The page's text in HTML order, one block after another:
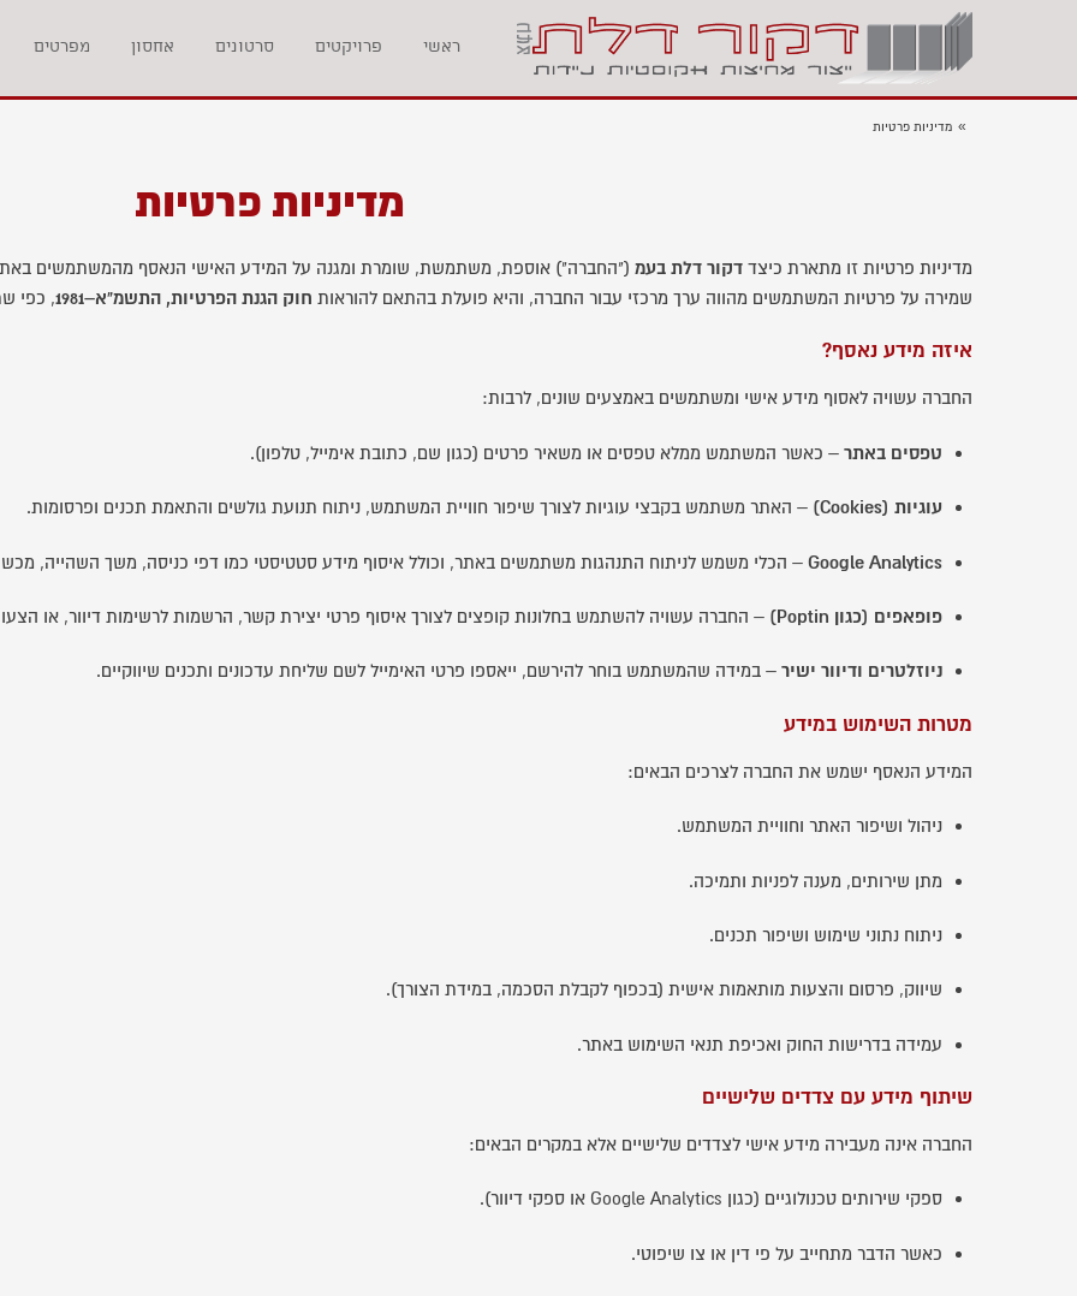
ראשי פרויקטים סרטונים אחסון מפרטים
» מדיניות פרטיות
מדיניות פרטיות
מדיניות פרטיות זו מתארת כיצד דקור דלת בעמ ("החברה") אוספת, משתמשת, שומרת ומגנה על המידע האישי הנאסף מהמשתמשים
שמירה על פרטיות המשתמשים מהווה ערך מרכזי עבור החברה, והיא פועלת בהתאם להוראות חוק הגנת הפרטיות, התשמ"א–1981 , כפי שתוקן
איזה מידע נאסף?
החברה עשויה לאסוף מידע אישי ומשתמשים באמצעים שונים, לרבות:
טפסים באתר – כאשר המשתמש ממלא טפסים או משאיר פרטים (כגון שם, כתובת אימייל, טלפון).
עוגיות (Cookies) – האתר משתמש בקבצי עוגיות לצורך שיפור חוויית המשתמש, ניתוח תנועת גולשים והתאמת תכנים ופרסומות.
Google Analytics – הכלי משמש לניתוח התנהגות משתמשים באתר, וכולל איסוף מידע סטטיסטי כמו דפי כניסה, משך השהייה,
פופאפים (כגון Poptin) – החברה עשויה להשתמש בחלונות קופצים לצורך איסוף פרטי יצירת קשר, הרשמות לרשימות דיוור, או
ניוזלטרים ודיוור ישיר – במידה שהמשתמש בוחר להירשם, ייאספו פרטי האימייל לשם שליחת עדכונים ותכנים שיווקיים.
מטרות השימוש במידע
המידע הנאסף ישמש את החברה לצרכים הבאים:
ניהול ושיפור האתר וחוויית המשתמש.
מתן שירותים, מענה לפניות ותמיכה.
ניתוח נתוני שימוש ושיפור תכנים.
שיווק, פרסום והצעות מותאמות אישית (בכפוף לקבלת הסכמה, במידת הצורך).
עמידה בדרישות החוק ואכיפת תנאי השימוש באתר.
שיתוף מידע עם צדדים שלישיים
החברה אינה מעבירה מידע אישי לצדדים שלישיים אלא במקרים הבאים:
ספקי שירותים טכנולוגיים (כגון Google Analytics או ספקי דיוור).
כאשר הדבר מתחייב על פי דין או צו שיפוטי.